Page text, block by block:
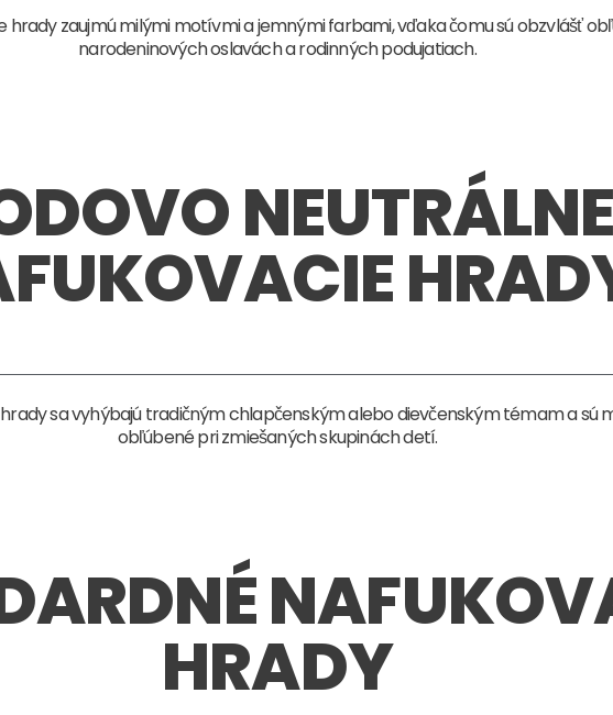
hrady zaujmú milými motívmi a jemnými farbami, vďaka čomu sú obzvlášť
narodeninových oslavách a rodinných podujatiach.
NEUTRÁLNE
sa vyhýbajú tradičným chlapčenským alebo dievčenským témam a sú
obľúbené pri zmiešaných skupinách detí.
HRADY